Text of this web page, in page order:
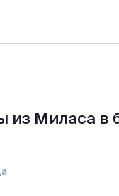
из Миласа в